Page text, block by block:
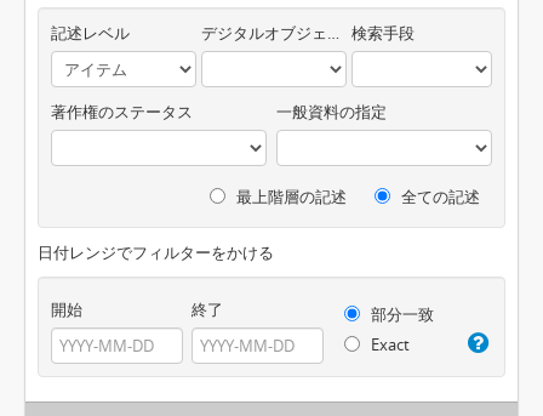
記述レベル デジタルオブジェクトの有無 検索手段
著作権のステータス 一般資料の指定
最上階層の記述 全ての記述
日付レンジでフィルターをかける
開始 終了
部分一致
Exact